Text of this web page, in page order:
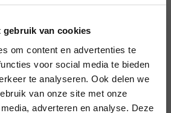
gebruik van cookies
om content en advertenties te
voor social media te bieden
te analyseren. Ook delen we
van onze site met onze
adverteren en analyse. Deze
LOGIN
BRAND
Mos Mosh